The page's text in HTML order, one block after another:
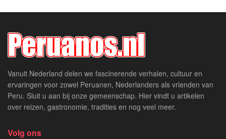
Vanuit Nederland delen we fascinerende verhalen, cultuur en
ervaringen voor zowel Peruanen, Nederlanders als vrienden van
Peru. Sluit u aan bij onze gemeenschap. Hier vindt u artikelen
over reizen, gastronomie, tradities en nog veel meer.
Volg ons